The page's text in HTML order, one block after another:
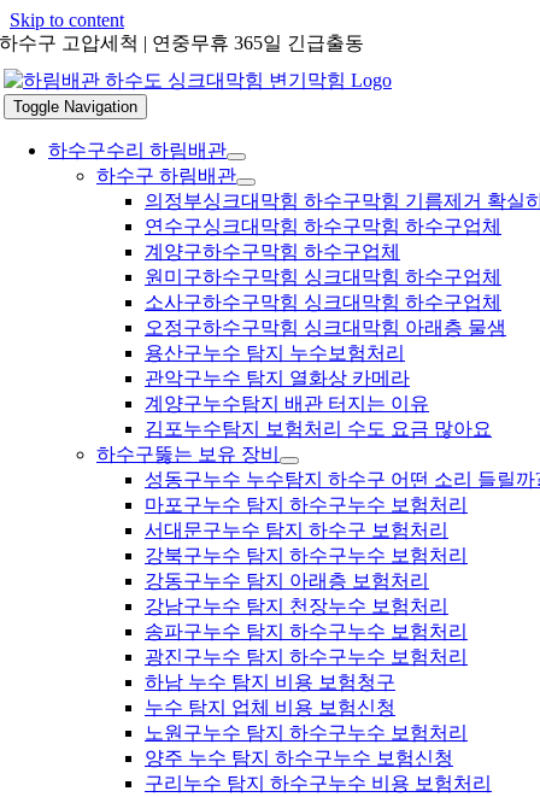
Skip to content
하수구 고압세척 | 연중무휴 365일 긴급출동
Toggle Navigation
하수구수리 하림배관
하수구 하림배관
의정부싱크대막힘 하수구막힘 기름제거 확실
연수구싱크대막힘 하수구막힘 하수구업체
계양구하수구막힘 하수구업체
원미구하수구막힘 싱크대막힘 하수구업체
소사구하수구막힘 싱크대막힘 하수구업체
오정구하수구막힘 싱크대막힘 아래층 물샘
용산구누수 탐지 누수보험처리
관악구누수 탐지 열화상 카메라
계양구누수탐지 배관 터지는 이유
김포누수탐지 보험처리 수도 요금 많아요
하수구뚫는 보유 장비
성동구누수 누수탐지 하수구 어떤 소리 들릴까
마포구누수 탐지 하수구누수 보험처리
서대문구누수 탐지 하수구 보험처리
강북구누수 탐지 하수구누수 보험처리
강동구누수 탐지 아래층 보험처리
강남구누수 탐지 천장누수 보험처리
송파구누수 탐지 하수구누수 보험처리
광진구누수 탐지 하수구누수 보험처리
하남 누수 탐지 비용 보험청구
누수 탐지 업체 비용 보험신청
노원구누수 탐지 하수구누수 보험처리
양주 누수 탐지 하수구누수 보험신청
구리누수 탐지 하수구누수 비용 보험처리